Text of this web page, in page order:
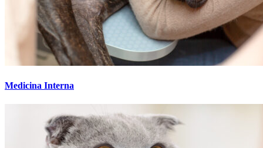
Medicina Interna